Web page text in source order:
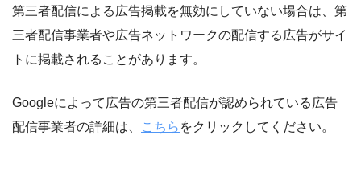
第三者配信による広告掲載を無効にしていない場合は、第
三者配信事業者や広告ネットワークの配信する広告がサイ
トに掲載されることがあります。
Googleによって広告の第三者配信が認められている広告
配信事業者の詳細は、
こちら をクリックしてください。